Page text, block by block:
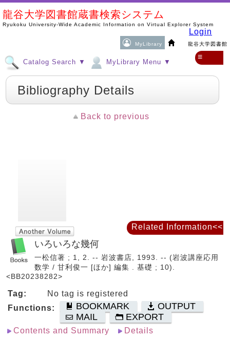
龍谷大学図書館蔵書検索システム
Ryukoku University-Wide Academic Information on Virtual Explorer System
MyLibrary 龍谷大学図書館
Login
Catalog Search ▼ MyLibrary Menu ▼
≡
Bibliography Details
Back to previous
いろいろな幾何
一松信著 ; 1, 2. -- 岩波書店, 1993. -- (岩波講座応用
数学 / 甘利俊一 [ほか] 編集 . 基礎 ; 10).
<BB20238282>
Tag:
No tag is registered
Functions:
BOOKMARK
OUTPUT
MAIL
EXPORT
Contents and Summary Details
Related Information<<